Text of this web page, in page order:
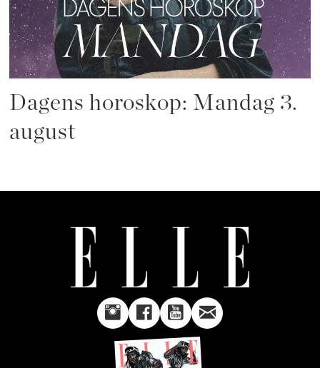
Dagens horoskop: Mandag 3.
august